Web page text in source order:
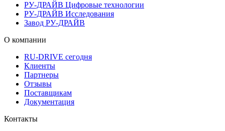
РУ-ДРАЙВ Цифровые технологии
РУ-ДРАЙВ Исследования
Завод РУ-ДРАЙВ
О компании
RU-DRIVE сегодня
Клиенты
Партнеры
Отзывы
Поставщикам
Документация
Контакты